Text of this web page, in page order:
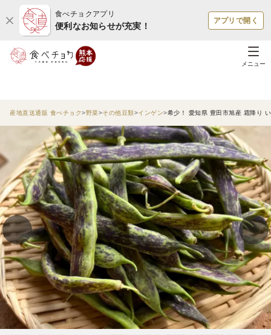
食べチョクアプリ
便利なお知らせが充実！
アプリで開く
メニュー
産地直送通販 食べチョク 野菜 その他豆類 インゲン 希少！ 愛知県 豊田市旭産 霜降り